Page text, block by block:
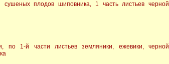
сушеных плодов шиповника, 1 часть листьев черной
по 1-й части листьев земляники, ежевики, черной